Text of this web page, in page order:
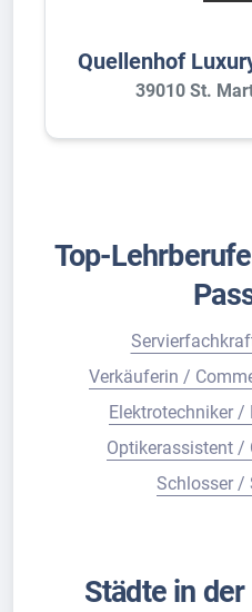
Quellenhof
39010 St.
Top-
Verkäuferin /
Elektrotechniker /
Optikerassistent /
Schlosser /
Städte in